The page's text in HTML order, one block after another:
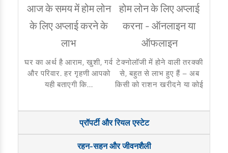
आज के समय में होम लोन
के लिए अप्लाई करने के
लाभ
घर का अर्थ है आराम, खुशी, गर्व
और परिवार. हर गृहणी आपको
यही बताएगी कि...
होम लोन के लिए अप्लाई
करना - ऑनलाइन या
ऑफलाइन
टेक्नोलॉजी में होने वाली तरक्की
से, बहुत से लाभ हुए हैं – अब
किसी को राशन खरीदने या कोई
प्रॉपर्टी और रियल एस्टेट
रहन-सहन और जीवनशैली